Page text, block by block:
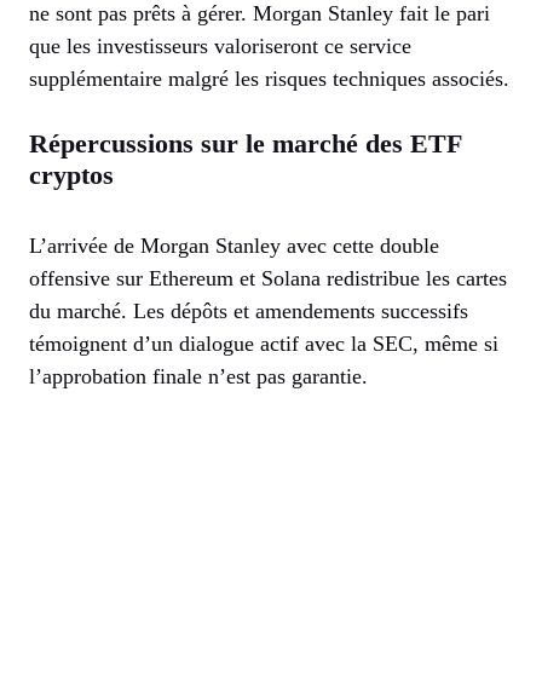
ne sont pas prêts à gérer. Morgan Stanley fait le pari
que les investisseurs valoriseront ce service
supplémentaire malgré les risques techniques associés.
Répercussions sur le marché des ETF
cryptos
L’arrivée de Morgan Stanley avec cette double
offensive sur Ethereum et Solana redistribue les cartes
du marché. Les dépôts et amendements successifs
témoignent d’un dialogue actif avec la SEC, même si
l’approbation finale n’est pas garantie.